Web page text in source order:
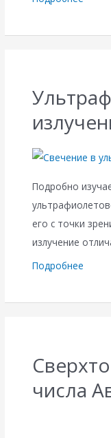
Подробно
его с точки
излучение
Подробнее
числа